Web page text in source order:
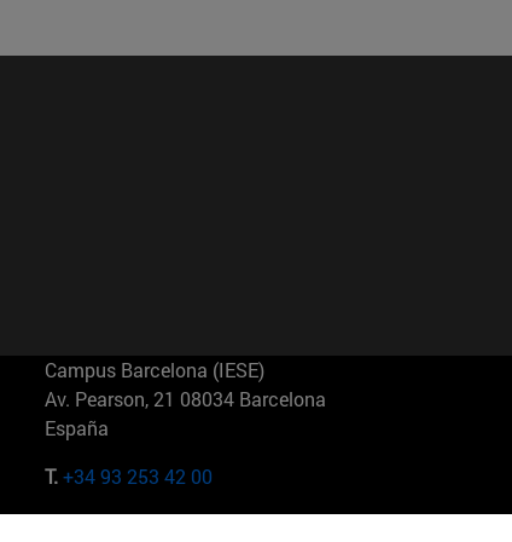
Campus Barcelona (IESE)
Av. Pearson, 21 08034 Barcelona
España
T.+34 93 253 42 00